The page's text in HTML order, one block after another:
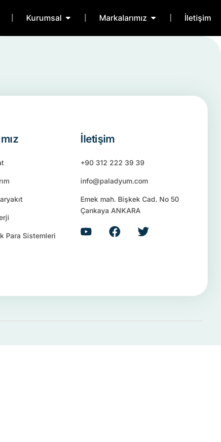
Kurumsal Markalarımız İletişim
Para Sistemleri
İletişim
+90 312 222 39 39
info@paladyum.com
Emek mah. Bişkek Cad. No 50
Çankaya ANKARA